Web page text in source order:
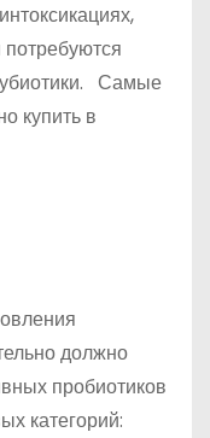
Самые
купить в
должно
пробиотиков
категорий: